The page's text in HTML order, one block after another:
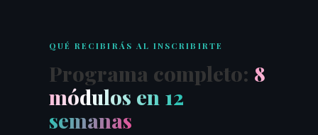
QUÉ RECIBIRÁS AL INSCRIBIRTE
Programa completo: 8
módulos en 12
semanas